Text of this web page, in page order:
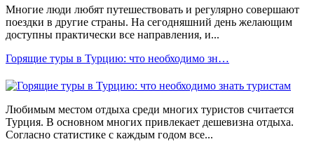
Многие люди любят путешествовать и регулярно совершают
поездки в другие страны. На сегодняшний день желающим
доступны практически все направления, и...
Горящие туры в Турцию: что необходимо зн…
Любимым местом отдыха среди многих туристов считается
Турция. В основном многих привлекает дешевизна отдыха.
Согласно статистике с каждым годом все...